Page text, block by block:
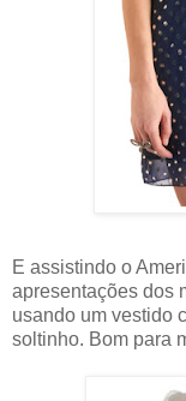
E assistindo o
apresentações dos
usando um vestido
soltinho. Bom para